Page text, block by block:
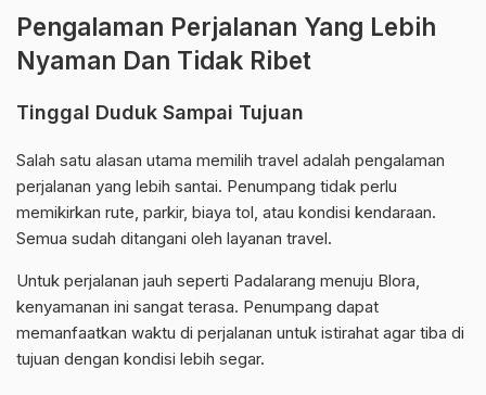
Pengalaman Perjalanan Yang Lebih
Nyaman Dan Tidak Ribet
Tinggal Duduk Sampai Tujuan
Salah satu alasan utama memilih travel adalah pengalaman
perjalanan yang lebih santai. Penumpang tidak perlu
memikirkan rute, parkir, biaya tol, atau kondisi kendaraan.
Semua sudah ditangani oleh layanan travel.
Untuk perjalanan jauh seperti Padalarang menuju Blora,
kenyamanan ini sangat terasa. Penumpang dapat
memanfaatkan waktu di perjalanan untuk istirahat agar tiba di
tujuan dengan kondisi lebih segar.